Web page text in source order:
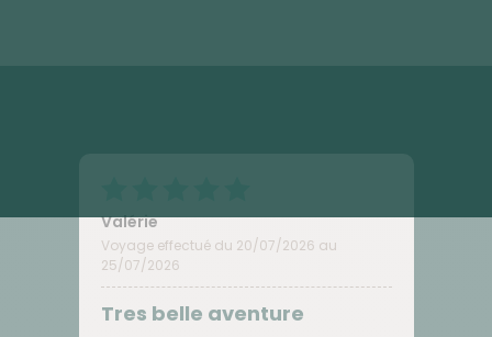
Valérie
Voyage effectué du 20/07/2026 au
25/07/2026
Tres belle aventure